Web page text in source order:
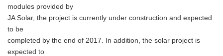
modules provided by
JA Solar, the project is currently under construction and expected
to be
completed by the end of 2017. In addition, the solar project is
expected to